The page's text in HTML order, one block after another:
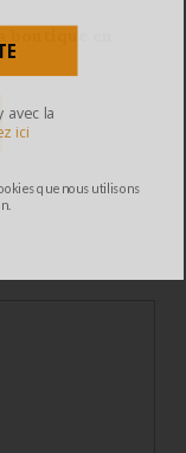
que nous utilisons
avec la
ici